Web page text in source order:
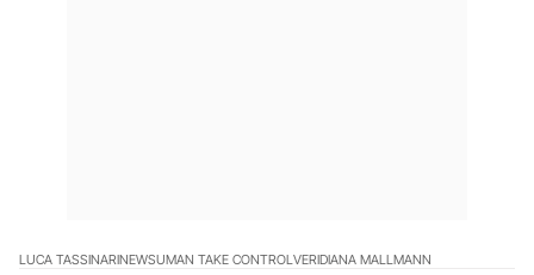
LUCA TASSINARINEWSUMAN TAKE CONTROLVERIDIANA MALLMANN